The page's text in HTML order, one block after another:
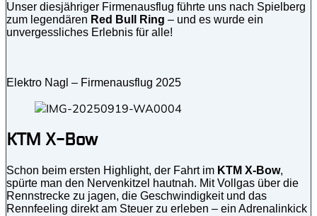
Unser diesjähriger Firmenausflug führte uns nach Spielberg
zum legendären Red Bull Ring – und es wurde ein
unvergessliches Erlebnis für alle!
Elektro Nagl – Firmenausflug 2025
KTM X-Bow
Schon beim ersten Highlight, der Fahrt im KTM X-Bow,
spürte man den Nervenkitzel hautnah. Mit Vollgas über die
Rennstrecke zu jagen, die Geschwindigkeit und das
Rennfeeling direkt am Steuer zu erleben – ein Adrenalinkick